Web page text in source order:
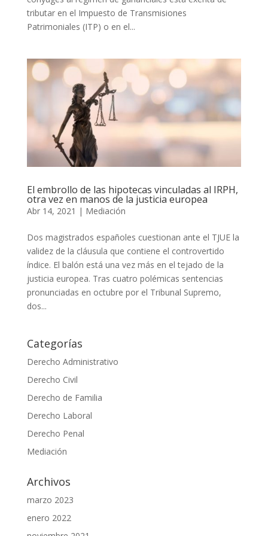
tributar en el Impuesto de Transmisiones
Patrimoniales (ITP) o en el...
El embrollo de las hipotecas vinculadas al IRPH,
otra vez en manos de la justicia europea
Abr 14, 2021 | Mediación
Dos magistrados españoles cuestionan ante el TJUE la
validez de la cláusula que contiene el controvertido
índice. El balón está una vez más en el tejado de la
justicia europea. Tras cuatro polémicas sentencias
pronunciadas en octubre por el Tribunal Supremo,
dos...
Categorías
Derecho Administrativo
Derecho Civil
Derecho de Familia
Derecho Laboral
Derecho Penal
Mediación
Archivos
marzo 2023
enero 2022